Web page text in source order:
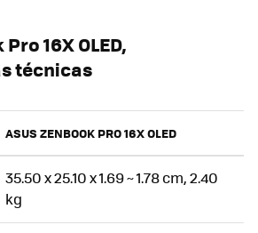
16X OLED,
técnicas
ASUS ZENBOOK PRO 16X OLED
35.50 x 25.10 x 1.69 ~ 1.78 cm, 2.40
kg